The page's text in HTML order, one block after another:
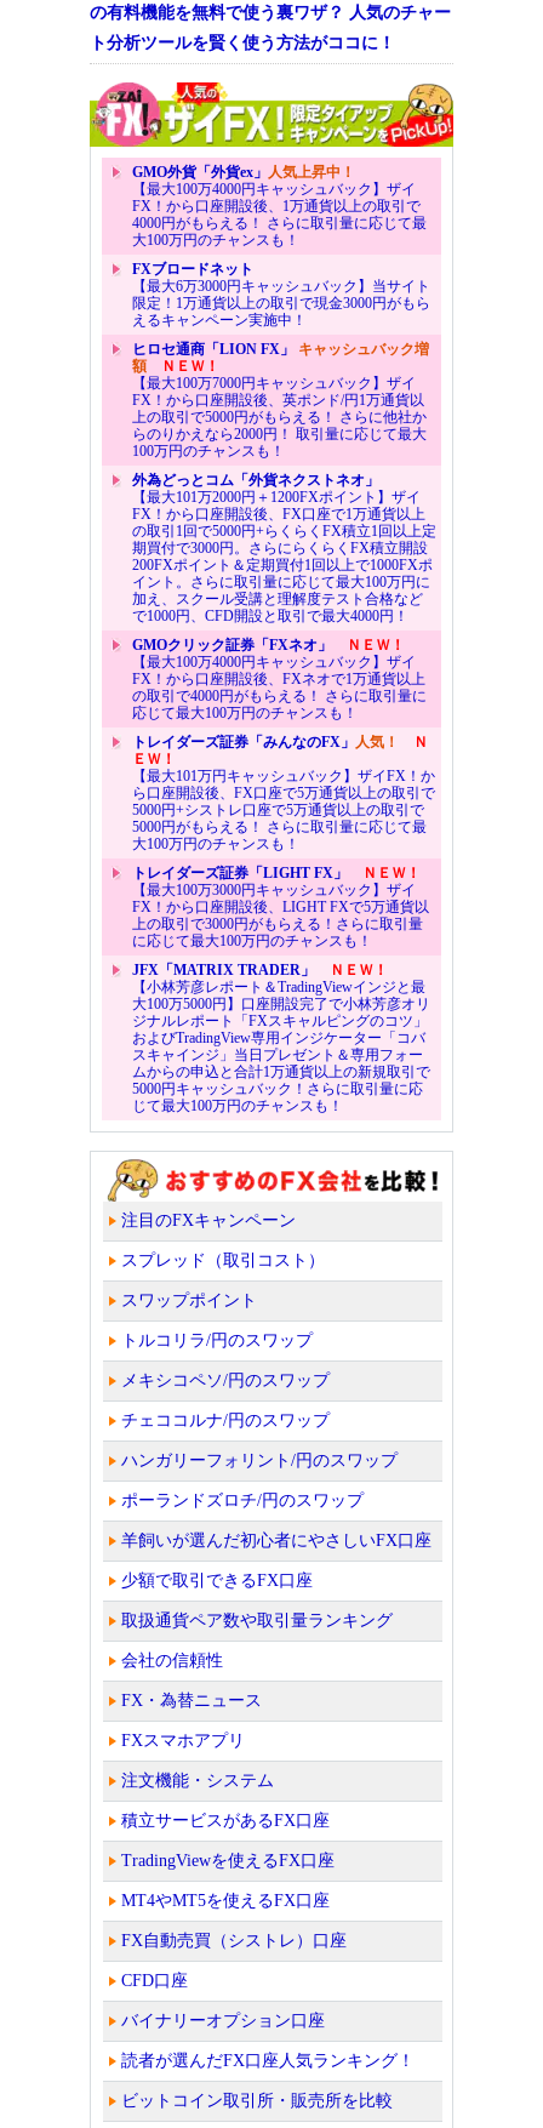
の有料機能を無料で使う裏ワザ？ 人気のチャー
ト分析ツールを賢く使う方法がココに！
GMO外貨「外貨ex」 人気上昇中！
【最大100万4000円キャッシュバック】ザイ
FX！から口座開設後、1万通貨以上の取引で
4000円がもらえる！ さらに取引量に応じて最
大100万円のチャンスも！
FXブロードネット
【最大6万3000円キャッシュバック】当サイト
限定！1万通貨以上の取引で現金3000円がもら
えるキャンペーン実施中！
ヒロセ通商「LION FX」 キャッシュバック増
額ＮＥＷ！
【最大100万7000円キャッシュバック】ザイ
FX！から口座開設後、英ポンド/円1万通貨以
上の取引で5000円がもらえる！ さらに他社か
らのりかえなら2000円！ 取引量に応じて最大
100万円のチャンスも！
外為どっとコム「外貨ネクストネオ」
【最大101万2000円＋1200FXポイント】ザイ
FX！から口座開設後、FX口座で1万通貨以上
の取引1回で5000円+らくらくFX積立1回以上定
期買付で3000円。さらにらくらくFX積立開設
200FXポイント＆定期買付1回以上で1000FXポ
イント。さらに取引量に応じて最大100万円に
加え、スクール受講と理解度テスト合格など
で1000円、CFD開設と取引で最大4000円！
GMOクリック証券「FXネオ」
ＮＥＷ！
【最大100万4000円キャッシュバック】ザイ
FX！から口座開設後、FXネオで1万通貨以上
の取引で4000円がもらえる！ さらに取引量に
応じて最大100万円のチャンスも！
トレイダーズ証券「みんなのFX」 人気！
Ｎ
ＥＷ！
【最大101万円キャッシュバック】ザイFX！か
ら口座開設後、FX口座で5万通貨以上の取引で
5000円+シストレ口座で5万通貨以上の取引で
5000円がもらえる！ さらに取引量に応じて最
大100万円のチャンスも！
トレイダーズ証券「LIGHT FX」
ＮＥＷ！
【最大100万3000円キャッシュバック】ザイ
FX！から口座開設後、LIGHT FXで5万通貨以
上の取引で3000円がもらえる！さらに取引量
に応じて最大100万円のチャンスも！
JFX「MATRIX TRADER」
ＮＥＷ！
【小林芳彦レポート＆TradingViewインジと最
大100万5000円】口座開設完了で小林芳彦オリ
ジナルレポート「FXスキャルピングのコツ」
およびTradingView専用インジケーター「コバ
スキャインジ」当日プレゼント＆専用フォー
ムからの申込と合計1万通貨以上の新規取引で
5000円キャッシュバック！さらに取引量に応
じて最大100万円のチャンスも！
注目のFXキャンペーン
スプレッド（取引コスト）
スワップポイント
トルコリラ/円のスワップ
メキシコペソ/円のスワップ
チェココルナ/円のスワップ
ハンガリーフォリント/円のスワップ
ポーランドズロチ/円のスワップ
羊飼いが選んだ初心者にやさしいFX口座
少額で取引できるFX口座
取扱通貨ペア数や取引量ランキング
会社の信頼性
FX・為替ニュース
FXスマホアプリ
注文機能・システム
積立サービスがあるFX口座
TradingViewを使えるFX口座
MT4やMT5を使えるFX口座
FX自動売買（シストレ）口座
CFD口座
バイナリーオプション口座
読者が選んだFX口座人気ランキング！
ビットコイン取引所・販売所を比較